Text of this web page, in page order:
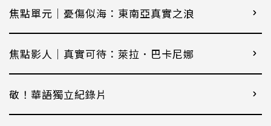
焦點單元｜憂傷似海：東南亞真實之浪
焦點影人｜真實可待：萊拉．巴卡尼娜
敬！華語獨立紀錄片